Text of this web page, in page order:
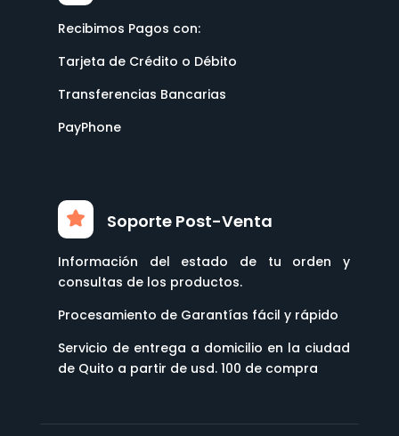
Recibimos Pagos con:
Tarjeta de Crédito o Débito
Transferencias Bancarias
PayPhone
Soporte Post-Venta
Información del estado de tu orden y
consultas de los productos.
Procesamiento de Garantías fácil y rápido
Servicio de entrega a domicilio en la ciudad
de Quito a partir de usd. 100 de compra